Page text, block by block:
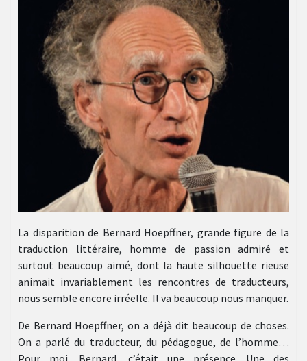
La disparition de Bernard Hoepffner, grande figure de la
traduction littéraire, homme de passion admiré et
surtout beaucoup aimé, dont la haute silhouette rieuse
animait invariablement les rencontres de traducteurs,
nous semble encore irréelle. Il va beaucoup nous manquer.
De Bernard Hoepffner, on a déjà dit beaucoup de choses.
On a parlé du traducteur, du pédagogue, de l’homme…
Pour moi, Bernard, c’était une présence. Une des